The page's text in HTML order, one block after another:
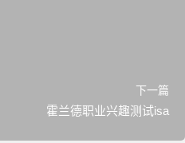
下一篇
霍兰德职业兴趣测试isa